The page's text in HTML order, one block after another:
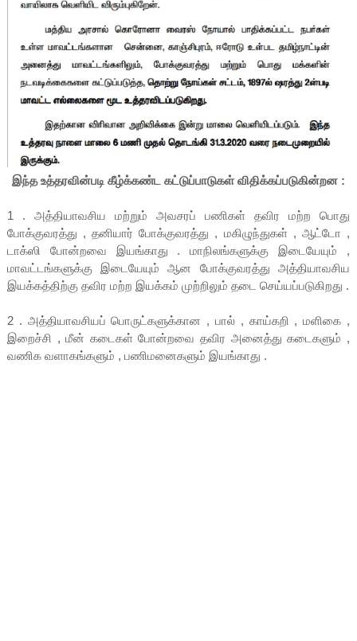
இந்த உத்தரவின்படி கீழ்க்கண்ட கட்டுப்பாடுகள் விதிக்கப்படுகின்றன :
1 . அத்தியாவசிய மற்றும் அவசரப் பணிகள் தவிர மற்ற பொது
போக்குவரத்து , தனியார் போக்குவரத்து , மகிழுந்துகள் , ஆட்டோ ,
டாக்ஸி போன்றவை இயங்காது . மாநிலங்களுக்கு இடையேயும் ,
மாவட்டங்களுக்கு இடையேயும் ஆன போக்குவரத்து அத்தியாவசிய
இயக்கத்திற்கு தவிர மற்ற இயக்கம் முற்றிலும் தடை செய்யப்படுகிறது .
2 . அத்தியாவசியப் பொருட்களுக்கான , பால் , காய்கறி , மளிகை ,
இறைச்சி , மீன் கடைகள் போன்றவை தவிர அனைத்து கடைகளும் ,
வணிக வளாகங்களும் , பணிமனைகளும் இயங்காது .